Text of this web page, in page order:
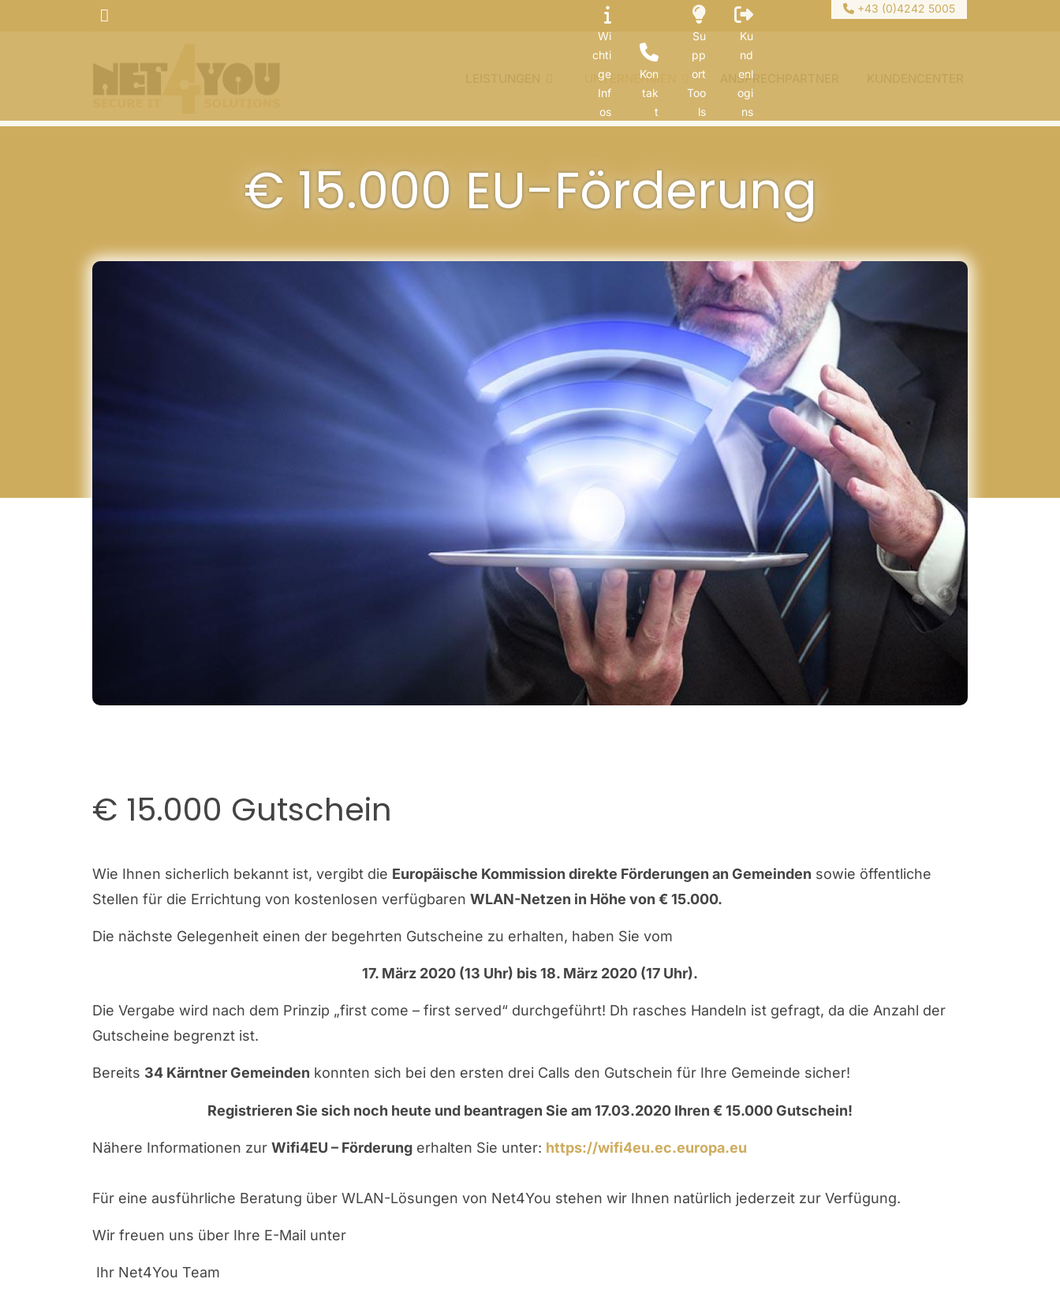
Suchen
Wi
chti
ge
Inf
os
Kon
tak
t
Su
pp
ort
Too
ls
Ku
nd
enl
ogi
ns
+43 (0)4242 5005
UNTERNEHMEN ANSPRECHPARTNER
€ 15.000 EU-Förderung
€ 15.000 Gutschein
Wie Ihnen sicherlich bekannt ist, vergibt die Europäische Kommission direkte Förderungen an Gemeinden sowie öffentliche
Stellen für die Errichtung von kostenlosen verfügbaren WLAN-Netzen in Höhe von € 15.000.
Die nächste Gelegenheit einen der begehrten Gutscheine zu erhalten, haben Sie vom
17. März 2020 (13 Uhr) bis 18. März 2020 (17 Uhr).
Die Vergabe wird nach dem Prinzip „first come – first served“ durchgeführt! Dh rasches Handeln ist gefragt, da die Anzahl der
Gutscheine begrenzt ist.
Bereits 34 Kärntner Gemeinden konnten sich bei den ersten drei Calls den Gutschein für Ihre Gemeinde sicher!
Registrieren Sie sich noch heute und beantragen Sie am 17.03.2020 Ihren € 15.000 Gutschein!
Nähere Informationen zur Wifi4EU – Förderung erhalten Sie unter: https://wifi4eu.ec.europa.eu
Für eine ausführliche Beratung über WLAN-Lösungen von Net4You stehen wir Ihnen natürlich jederzeit zur Verfügung.
Wir freuen uns über Ihre E-Mail unter
Ihr Net4You Team